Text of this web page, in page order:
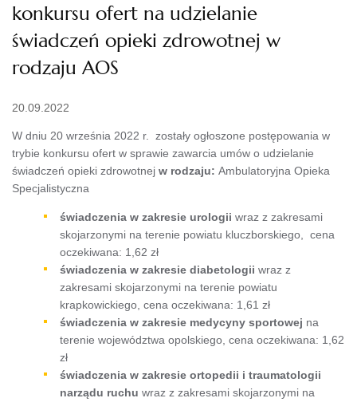
konkursu ofert na udzielanie
świadczeń opieki zdrowotnej w
rodzaju AOS
20.09.2022
W dniu 20 września 2022 r. zostały ogłoszone postępowania w
trybie konkursu ofert w sprawie zawarcia umów o udzielanie
świadczeń opieki zdrowotnej w rodzaju: Ambulatoryjna Opieka
Specjalistyczna
świadczenia w zakresie urologii wraz z zakresami
skojarzonymi na terenie powiatu kluczborskiego, cena
oczekiwana: 1,62 zł
świadczenia w zakresie diabetologii wraz z
zakresami skojarzonymi na terenie powiatu
krapkowickiego, cena oczekiwana: 1,61 zł
świadczenia w zakresie medycyny sportowej na
terenie województwa opolskiego, cena oczekiwana: 1,62
zł
świadczenia w zakresie ortopedii i traumatologii
narządu ruchu wraz z zakresami skojarzonymi na